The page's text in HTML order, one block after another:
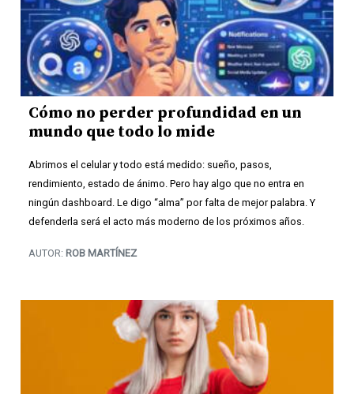
Cómo no perder profundidad en un
mundo que todo lo mide
Abrimos el celular y todo está medido: sueño, pasos,
rendimiento, estado de ánimo. Pero hay algo que no entra en
ningún dashboard. Le digo “alma” por falta de mejor palabra. Y
defenderla será el acto más moderno de los próximos años.
AUTOR: ROB MARTÍNEZ